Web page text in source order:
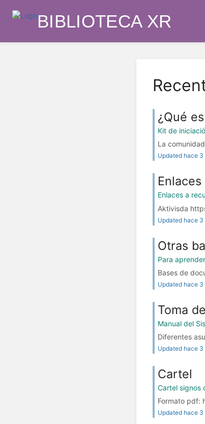
BIBLIOTECA XR
¿Qué
Kit de
La
Updated hace
Enlaces a
Aktivisda
Updated hace
Otras
Para
Bases de
Updated hace
Toma
Manual del
Diferentes
Updated hace
Cartel
Cartel signos
Formato pdf:
Updated hace